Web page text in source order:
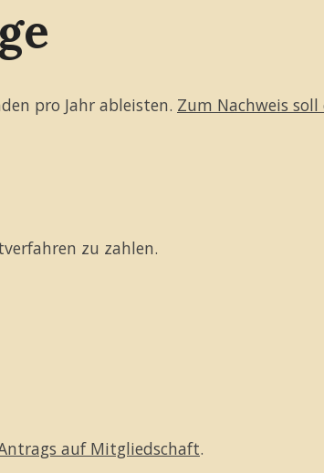
pro Jahr ableisten. Zum Nachweis soll
zu zahlen.
auf Mitgliedschaft.